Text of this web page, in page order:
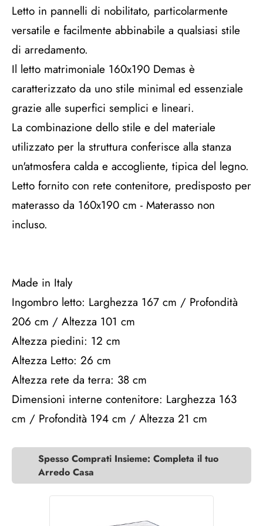
Letto in pannelli di nobilitato, particolarmente
versatile e facilmente abbinabile a qualsiasi stile
di arredamento.
Il letto matrimoniale 160x190 Demas è
caratterizzato da uno stile minimal ed essenziale
grazie alle superfici semplici e lineari.
La combinazione dello stile e del materiale
utilizzato per la struttura conferisce alla stanza
un'atmosfera calda e accogliente, tipica del legno.
Letto fornito con rete contenitore, predisposto per
materasso da 160x190 cm - Materasso non
incluso.
Made in Italy
Ingombro letto: Larghezza 167 cm / Profondità
206 cm / Altezza 101 cm
Altezza piedini: 12 cm
Altezza Letto: 26 cm
Altezza rete da terra: 38 cm
Dimensioni interne contenitore: Larghezza 163
cm / Profondità 194 cm / Altezza 21 cm
Spesso Comprati Insieme: Completa il tuo
Arredo Casa